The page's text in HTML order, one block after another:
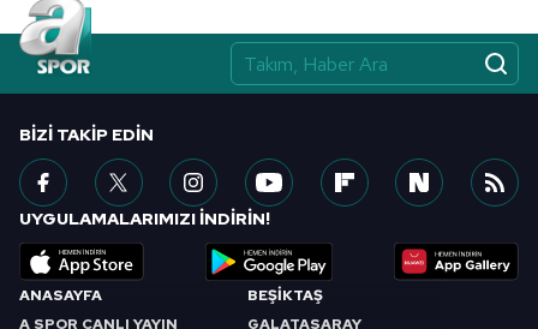
ANASAYFA
A SPOR CANLI YAYIN
BEŞİKTAŞ
GALATASARAY
BIZI TAKIP EDIN
UYGULAMALARIMIZI İNDİRİN!